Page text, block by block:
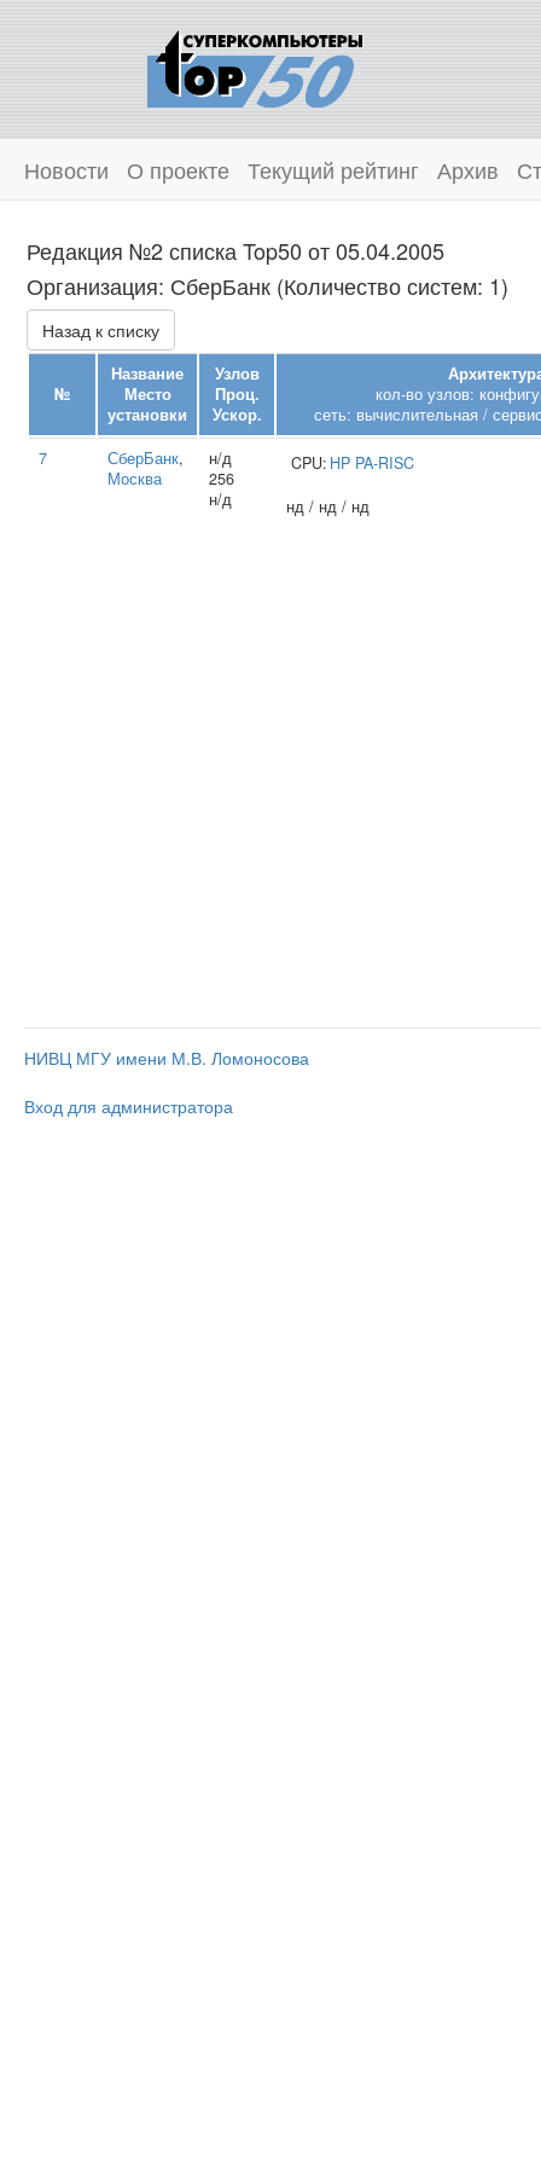
Новости О проекте Текущий рейтинг Архив
Редакция №2 списка Top50 от 05.04.2005
Организация: СберБанк (Количество систем: 1)
Назад к списку
№
Название
Место
установки
Узлов
Проц.
Ускор.
кол-во узлов:
сеть: вычислительная /
7
СберБанк,
Москва
н/д
256
н/д
CPU: HP PA-RISC
нд / нд / нд
НИВЦ МГУ имени М.В. Ломоносова
Вход для администратора